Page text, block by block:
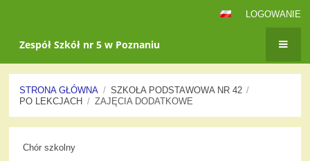
LOGOWANIE
Zespół Szkół nr 5 w Poznaniu
STRONA GŁÓWNA / SZKOŁA PODSTAWOWA NR 42 /
PO LEKCJACH / ZAJĘCIA DODATKOWE
dodatkowe
Chór szkolny